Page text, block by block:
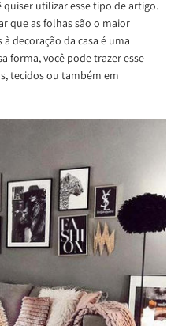
quiser utilizar esse tipo de artigo.
que as folhas são o maior
decoração da casa é uma
forma, você pode trazer esse
tecidos ou também em